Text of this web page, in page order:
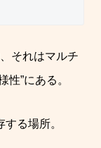
それはマルチ
性”にある。
る場所。